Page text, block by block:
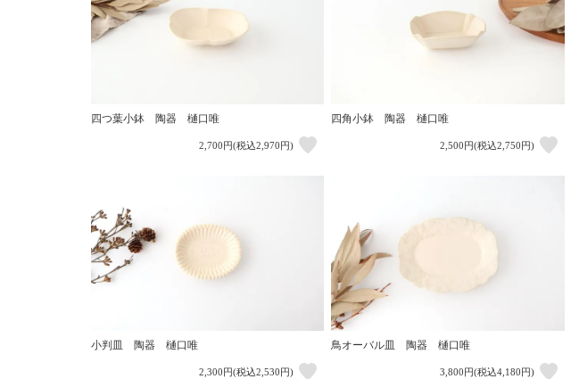
四つ葉小鉢 陶器 樋口唯
2,700円(税込2,970円)
四角小鉢 陶器 樋口唯
2,500円(税込2,750円)
小判皿 陶器 樋口唯
2,300円(税込2,530円)
鳥オーバル皿 陶器 樋口唯
3,800円(税込4,180円)